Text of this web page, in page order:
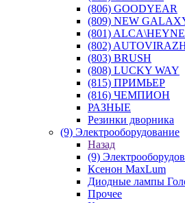
(806) GOODYEAR
(809) NEW
(801)
(802)
(803) BRUSH
(808) LUCKY WAY
(815) ПРИМЬЕР
(816) ЧЕМПИОН
РАЗНЫЕ
Резинки дворника
(9) Электрооборудование
Назад
(9)
Ксенон MaxLum
Диодные лампы
Прочее